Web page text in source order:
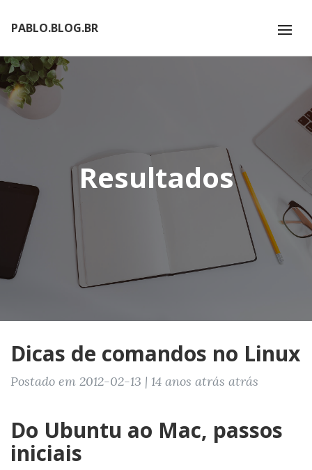
PABLO.BLOG.BR
Resultados
Dicas de comandos no Linux
Postado em 2012-02-13 | 14 anos atrás atrás
Do Ubuntu ao Mac, passos
iniciais